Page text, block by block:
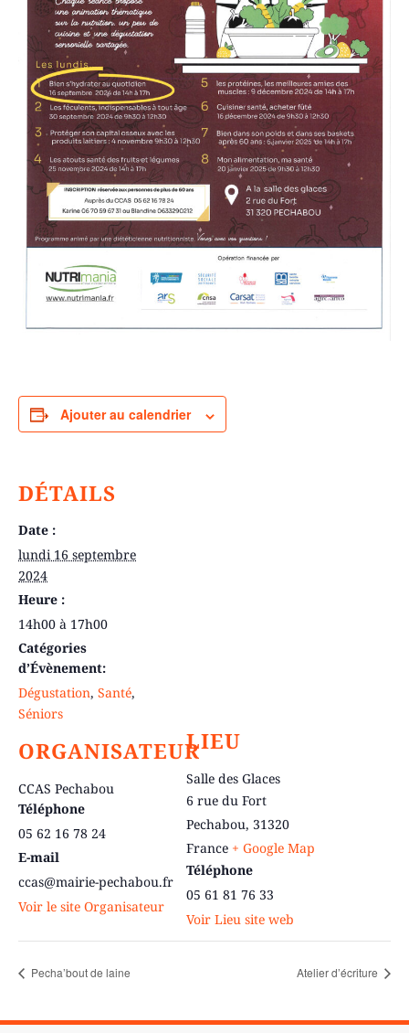
Ajouter au calendrier
DÉTAILS
Date :
lundi 16 septembre
2024
Heure :
14h00 à 17h00
Catégories
d’Évènement:
Dégustation, Santé,
Séniors
ORGANISATEUR
CCAS Pechabou
Téléphone
05 62 16 78 24
E-mail
ccas@mairie-pechabou.fr
Voir le site Organisateur
LIEU
Salle des Glaces
6 rue du Fort
Pechabou, 31320
France + Google Map
Téléphone
05 61 81 76 33
Voir Lieu site web
Pecha’bout de laine Atelier d’écriture